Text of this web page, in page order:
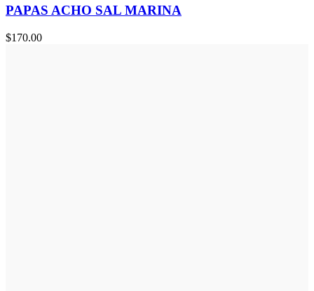
PAPAS ACHO SAL MARINA
$170.00